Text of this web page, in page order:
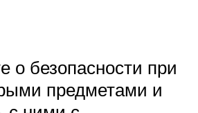
о безопасности при
предметами и